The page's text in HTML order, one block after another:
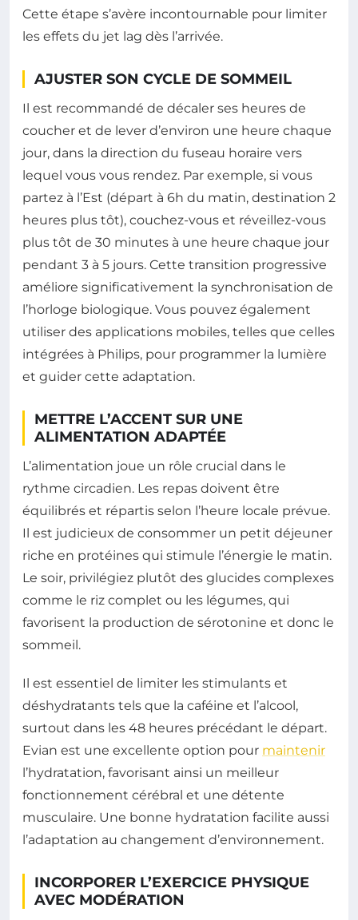
Cette étape s’avère incontournable pour limiter
les effets du jet lag dès l’arrivée.
AJUSTER SON CYCLE DE SOMMEIL
Il est recommandé de décaler ses heures de
coucher et de lever d’environ une heure chaque
jour, dans la direction du fuseau horaire vers
lequel vous vous rendez. Par exemple, si vous
partez à l’Est (départ à 6h du matin, destination 2
heures plus tôt), couchez-vous et réveillez-vous
plus tôt de 30 minutes à une heure chaque jour
pendant 3 à 5 jours. Cette transition progressive
améliore significativement la synchronisation de
l’horloge biologique. Vous pouvez également
utiliser des applications mobiles, telles que celles
intégrées à Philips, pour programmer la lumière
et guider cette adaptation.
METTRE L’ACCENT SUR UNE
ALIMENTATION ADAPTÉE
L’alimentation joue un rôle crucial dans le
rythme circadien. Les repas doivent être
équilibrés et répartis selon l’heure locale prévue.
Il est judicieux de consommer un petit déjeuner
riche en protéines qui stimule l’énergie le matin.
Le soir, privilégiez plutôt des glucides complexes
comme le riz complet ou les légumes, qui
favorisent la production de sérotonine et donc le
sommeil.
Il est essentiel de limiter les stimulants et
déshydratants tels que la caféine et l’alcool,
surtout dans les 48 heures précédant le départ.
Evian est une excellente option pour maintenir
l’hydratation, favorisant ainsi un meilleur
fonctionnement cérébral et une détente
musculaire. Une bonne hydratation facilite aussi
l’adaptation au changement d’environnement.
INCORPORER L’EXERCICE PHYSIQUE
AVEC MODÉRATION